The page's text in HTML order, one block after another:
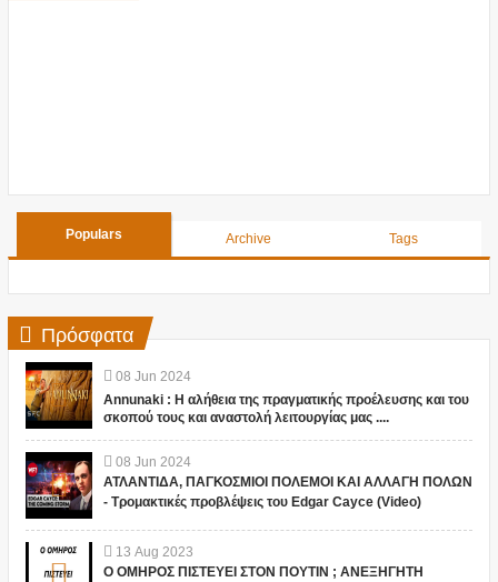
Populars Archive Tags
Πρόσφατα
08 Jun 2024
Annunaki : Η αλήθεια της πραγματικής προέλευσης και του
σκοπού τους και αναστολή λειτουργίας μας ....
08 Jun 2024
ΑΤΛΑΝΤΙΔΑ, ΠΑΓΚΟΣΜΙΟΙ ΠΟΛΕΜΟΙ ΚΑΙ ΑΛΛΑΓΗ ΠΟΛΩΝ
- Τρομακτικές προβλέψεις του Edgar Cayce (Video)
13 Aug 2023
Ο ΟΜΗΡΟΣ ΠΙΣΤΕΥΕΙ ΣΤΟΝ ΠΟΥΤΙΝ ; ΑΝΕΞΗΓΗΤΗ